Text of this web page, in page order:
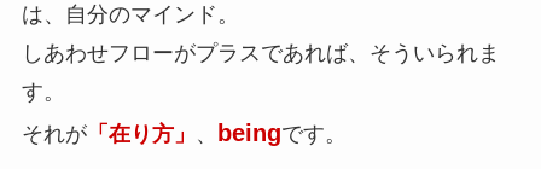
は、自分のマインド。
しあわせフローがプラスであれば、そういられま
す。
それが「在り方」 、 beingです。